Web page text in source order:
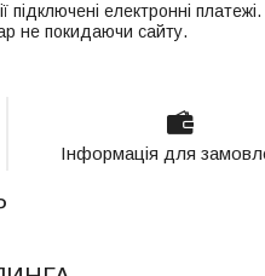
підключені електронні
не покидаючи сайту.
Інформація для